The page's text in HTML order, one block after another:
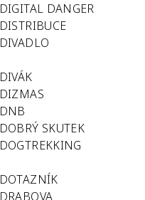
DIGITAL DANGER
DISTRIBUCE
DIVADLO
DIVÁK
DIZMAS
DNB
DOBRÝ SKUTEK
DOGTREKKING
DOTAZNÍK
DRABOVA